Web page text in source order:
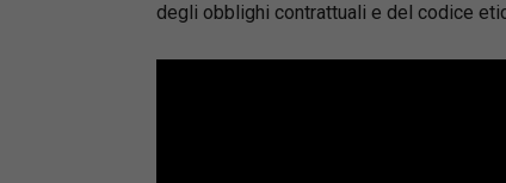
degli obblighi contrattuali e del codice